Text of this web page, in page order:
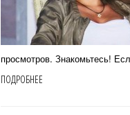
просмотров. Знакомьтесь!
ПОДРОБНЕЕ